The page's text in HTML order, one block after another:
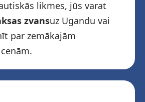
likmes, jūs varat
zvansuz Ugandu vai
par zemākajām